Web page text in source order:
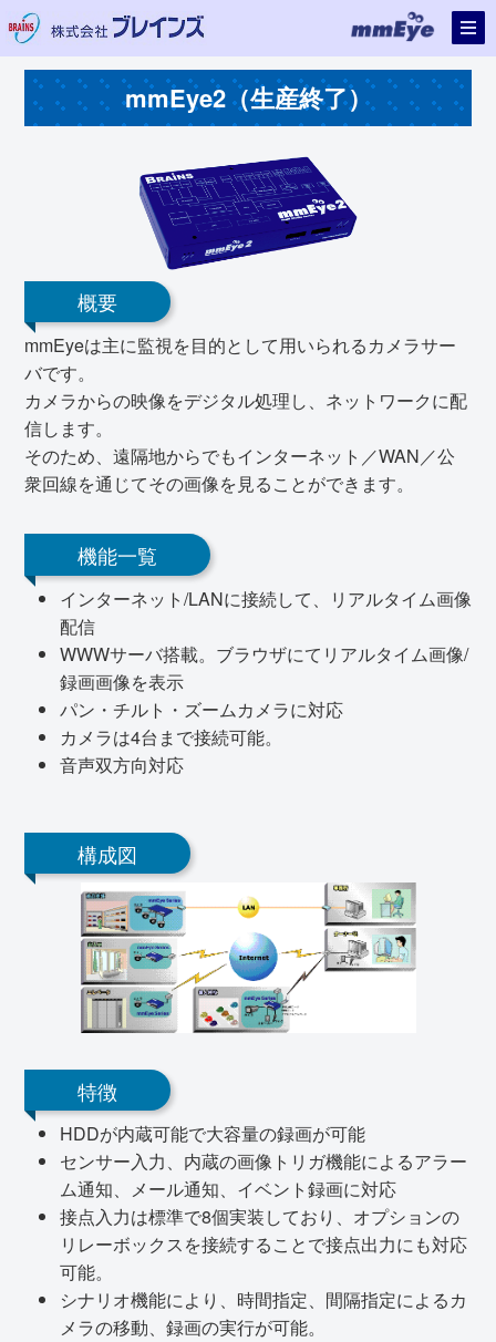
mmEye2（生産終了）
概要
mmEyeは主に監視を目的として用いられるカメラサー
バです。
カメラからの映像をデジタル処理し、ネットワークに配
信します。
そのため、遠隔地からでもインターネット／WAN／公
衆回線を通じてその画像を見ることができます。
機能一覧
インターネット/LANに接続して、リアルタイム画像
配信
WWWサーバ搭載。ブラウザにてリアルタイム画像/
録画画像を表示
パン・チルト・ズームカメラに対応
カメラは4台まで接続可能。
音声双方向対応
構成図
特徴
HDDが内蔵可能で大容量の録画が可能
センサー入力、内蔵の画像トリガ機能によるアラー
ム通知、メール通知、イベント録画に対応
接点入力は標準で8個実装しており、オプションの
リレーボックスを接続することで接点出力にも対応
可能。
シナリオ機能により、時間指定、間隔指定によるカ
メラの移動、録画の実行が可能。